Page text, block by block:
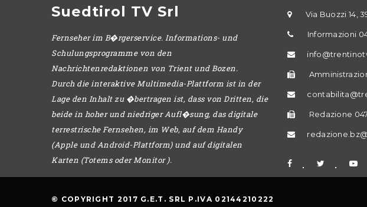
Suedtirol TV Srl
Fernseher im B�rgerservice. Informations- und
Schulungsprogramme von den
Nachrichtenredaktionen von Trient und Bozen.
Durch die interaktive Multimedia-Plattform ist in der
Lage den Inhalt zu �bertragen ist, dass von Dritten, die
beide in hoher und niedriger Aufl�sung, das digitale
terrestrische Fernsehen, im Web, auf dem Handy
(Apple und Android-Plattform) und auf digitalen
Karten (Totems oder Monitor ).
Via Buozzi 14,
Informazioni
Redazione
© COPYRIGHT 2017 G.E.T. SRL P.IVA 02144210222